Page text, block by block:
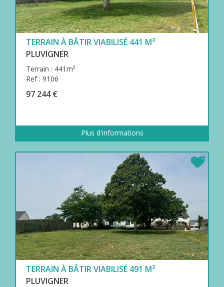
TERRAIN À BÂTIR VIABILISÉ 441 M²
PLUVIGNER
Terrain : 441m²
Ref : 9106
97 244 €
Plus d'informations
TERRAIN À BÂTIR VIABILISÉ 491 M²
PLUVIGNER